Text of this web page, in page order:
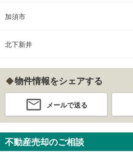
加須市
北下新井
物件情報をシェアする
メールで送る
不動産売却のご相談